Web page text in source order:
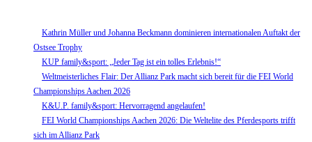
Kathrin Müller und Johanna Beckmann dominieren internationalen Auftakt der
Ostsee Trophy
KUP family&sport: „Jeder Tag ist ein tolles Erlebnis!“
Weltmeisterliches Flair: Der Allianz Park macht sich bereit für die FEI World
Championships Aachen 2026
K&U.P. family&sport: Hervorragend angelaufen!
FEI World Championships Aachen 2026: Die Weltelite des Pferdesports trifft
sich im Allianz Park